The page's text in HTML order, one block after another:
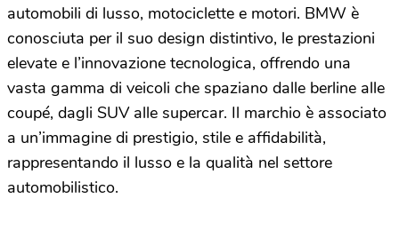
automobili di lusso, motociclette e motori. BMW è
conosciuta per il suo design distintivo, le prestazioni
elevate e l’innovazione tecnologica, offrendo una
vasta gamma di veicoli che spaziano dalle berline alle
coupé, dagli SUV alle supercar. Il marchio è associato
a un’immagine di prestigio, stile e affidabilità,
rappresentando il lusso e la qualità nel settore
automobilistico.